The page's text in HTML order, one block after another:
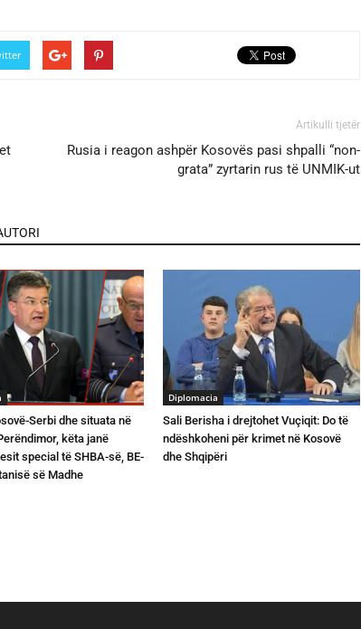
Artikulli tjetër
Rusia i reagon ashpër Kosovës pasi shpalli “non-
grata” zyrtarin rus të UNMIK-ut
Serbi dhe situata në
këta janë
special të SHBA-së, BE-
së Madhe
Diplomacia
Sali Berisha i drejtohet Vuçiqit: Do të
ndëshkoheni për krimet në Kosovë
dhe Shqipëri